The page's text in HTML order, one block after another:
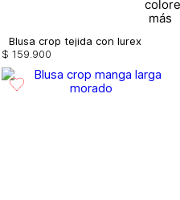
Blusa crop tejida con lurex
$ 159.900